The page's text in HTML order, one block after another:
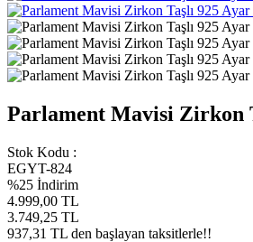
Parlament Mavisi Zirkon
Stok Kodu :
EGYT-824
%25 İndirim
4.999,00 TL
3.749,25 TL
937,31 TL den başlayan taksitlerle!!